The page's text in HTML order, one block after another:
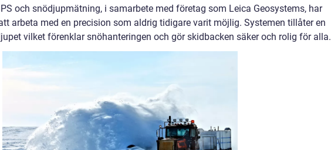
och snödjupmätning, i samarbete med företag som Leica Geosystems, har
arbeta med en precision som aldrig tidigare varit möjlig. Systemen tillåter en
vilket förenklar snöhanteringen och gör skidbacken säker och rolig för alla.